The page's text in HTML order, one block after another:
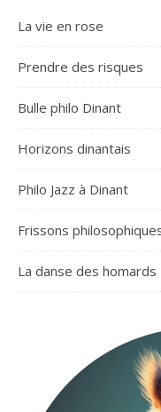
La vie en rose
Prendre des risques
Bulle philo Dinant
Horizons dinantais
Philo Jazz à Dinant
Frissons
La danse des homards